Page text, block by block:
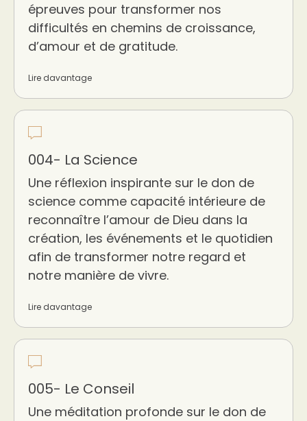
épreuves pour transformer nos
difficultés en chemins de croissance,
d’amour et de gratitude.
Lire davantage
004- La Science
Une réflexion inspirante sur le don de
science comme capacité intérieure de
reconnaître l’amour de Dieu dans la
création, les événements et le quotidien
afin de transformer notre regard et
notre manière de vivre.
Lire davantage
005- Le Conseil
Une méditation profonde sur le don de